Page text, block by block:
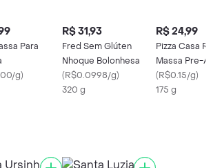
Para
g)
R$ 31,93
Fred Sem Glúten
Nhoque Bolonhesa
(R$0.0998/g)
320 g
R$ 24,99
Pizza Casa
Massa Pre-
Para
(R$0.15/g)
175 g